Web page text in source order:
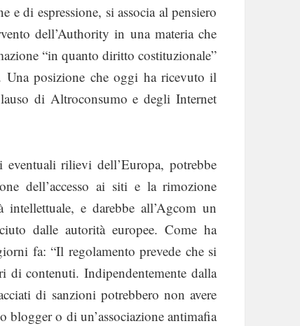
e di espressione, si associa al pensiero
dell’Authority in una materia che
“in quanto diritto costituzionale”
Una posizione che oggi ha ricevuto il
di Altroconsumo e degli Internet
rilievi dell’Europa, potrebbe
dell’accesso ai siti e la rimozione
e darebbe all’Agcom un
dalle autorità europee. Come ha
fa: “Il regolamento prevede che si
contenuti. Indipendentemente dalla
di sanzioni potrebbero non avere
blogger o di un’associazione antimafia